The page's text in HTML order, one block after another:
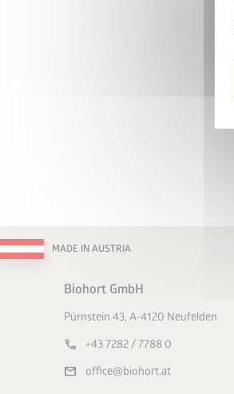
MADE IN AUSTRIA
Biohort GmbH
Pürnstein 43, A-4120 Neufelden
call +43 7282 / 7788 0
mail office@biohort.at